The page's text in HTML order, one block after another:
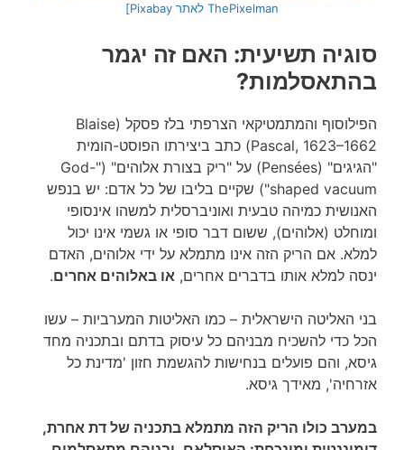
ThePixelman לאתר Pixabay]
סוגיה תשיעית: האם זה יגמר
בהתאסלמות?
הפילוסוף והמתמטיקאי הצרפתי בלז פסקל (Blaise
Pascal, 1623–1662) כתב ביצירתו הפוסט-הומית
"הגיגים" (Pensées) על "ריק בצורת אלוהים" ("God-
shaped vacuum") שקיים בליבו של כל אדם: יש בנפש
האנושית כמיהה טבעית ואוניברסלית למשהו אינסופי
ומוחלט (אלוהים), ששום דבר סופי או גשמי אינו יכול
למלא. אם הריק הזה אינו מתמלא על ידי אלוהים, האדם
ינסה למלא אותו בדברים אחרים, או באלוהים אחרים.
בני האליטה הישראלית – כמו האליטות המערביות – עשו
הכל כדי להשכיח מבניהם כל עיסוק בדתם ובתכניה מחד
גיסא, והם פועלים בנחישות להגשמת חזון 'מדינת כל
אזרחיה', מאידך גיסא.
במערב כולו הריק הזה מתמלא בתכניה של דת אחרת,